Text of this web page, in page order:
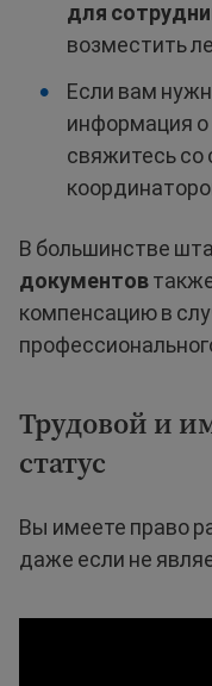
для
возместить
Если вам
информация о
свяжитесь
В большинстве
документов
компенсацию в
Трудовой и
статус
Вы имеете право
даже если не